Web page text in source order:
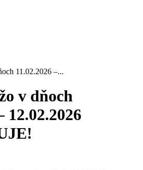
11.02.2026 –...
v dňoch
12.02.2026